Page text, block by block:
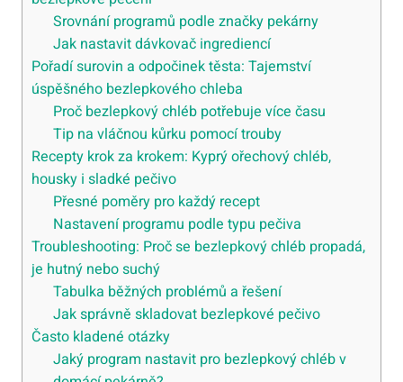
Srovnání programů podle značky pekárny
Jak nastavit dávkovač ingrediencí
Pořadí surovin a odpočinek těsta: Tajemství
úspěšného bezlepkového chleba
Proč bezlepkový chléb potřebuje více času
Tip na vláčnou kůrku pomocí trouby
Recepty krok za krokem: Kyprý ořechový chléb,
housky i sladké pečivo
Přesné poměry pro každý recept
Nastavení programu podle typu pečiva
Troubleshooting: Proč se bezlepkový chléb propadá,
je hutný nebo suchý
Tabulka běžných problémů a řešení
Jak správně skladovat bezlepkové pečivo
Často kladené otázky
Jaký program nastavit pro bezlepkový chléb v